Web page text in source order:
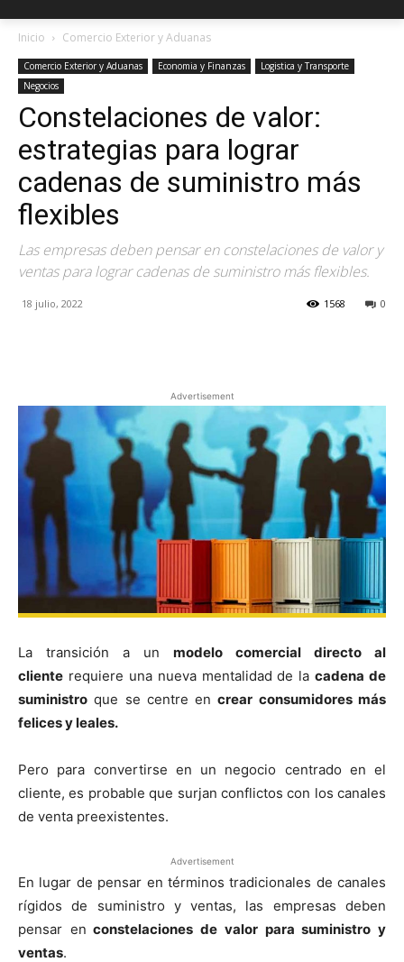
Inicio Comercio Exterior y Aduanas
Comercio Exterior y Aduanas Economia y Finanzas
Logistica y Transporte
Negocios
Constelaciones de valor:
estrategias para lograr
cadenas de suministro más
flexibles
Las empresas deben pensar en constelaciones de valor y
ventas para lograr cadenas de suministro más flexibles.
18 julio, 2022 0
1568
Advertisement
La transición a un modelo comercial directo al
cliente requiere una nueva mentalidad de lacadena de
suministro que se centre encrear consumidores más
felices y leales.
Pero para convertirse en un negocio centrado en el
cliente, es probable que surjan conflictos con los canales
de venta preexistentes.
Advertisement
En lugar de pensar en términos tradicionales de canales
rígidos de suministro y ventas, las empresas deben
pensar en constelaciones de valor para suministro y
ventas.